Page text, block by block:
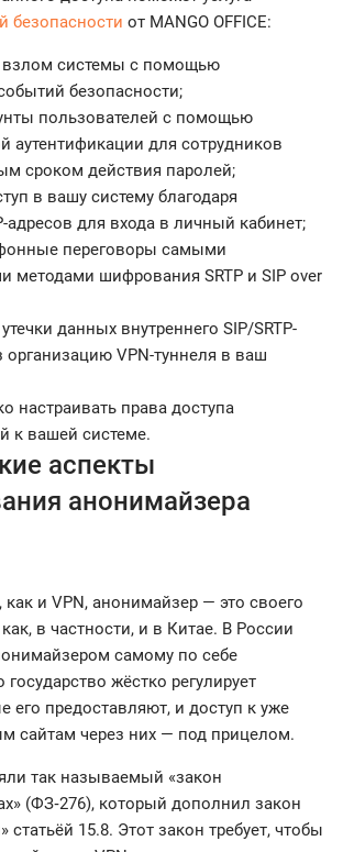
безопасности от MANGO OFFICE:
взлом системы с помощью
безопасности;
пользователей с помощью
аутентификации для сотрудников
сроком действия паролей;
в вашу систему благодаря
адресов для входа в личный кабинет;
переговоры самыми
методами шифрования SRTP и SIP over
данных внутреннего SIP/SRTP-
организацию VPN-туннеля в ваш
настраивать права доступа
к вашей системе.
аспекты
анонимайзера
как и VPN, анонимайзер — это своего
в частности, и в Китае. В России
самому по себе
жёстко регулирует
его предоставляют, и доступ к уже
сайтам через них — под прицелом.
так называемый «закон
(ФЗ‑276), который дополнил закон
15.8. Этот закон требует, чтобы